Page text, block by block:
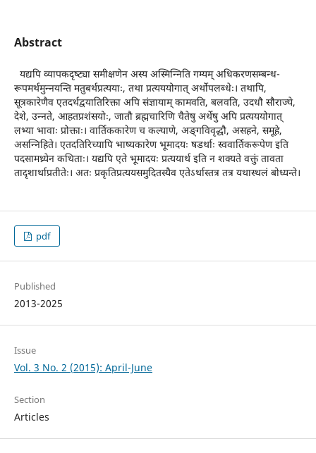
Abstract
यद्यपि व्यापकदृष्ट्या समीक्षणेन अस्य अस्मिन्निति गम्यम् अधिकरणसम्बन्ध-
रूपमर्थमुन्नयन्ति मतुबर्थप्रत्ययाः, तथा प्रत्यययोगात् अर्थोपलब्धेः। तथापि,
सूत्रकारेणैव एतदर्थद्वयातिरिक्ता अपि संज्ञायाम् कामवति, बलवति, उदधौ सौराज्ये,
देशे, उन्नते, आहतप्रशंसयोः, जातौ ब्रह्मचारिणि चैतेषु अर्थेषु अपि प्रत्यययोगात्
लभ्या भावाः प्रोक्ताः। वार्तिककारेण च कल्याणे, अङ्गविवृद्धौ, असहने, समूहे,
असन्निहिते। एतदतिरिच्यापि भाष्यकारेण भूमादयः षडर्थाः स्ववार्तिकरूपेण इति
पदसामथ्र्येन कथिताः। यद्यपि एते भूमादयः प्रत्ययार्थ इति न शक्यते वक्तुं तावता
तादृशार्थाप्रतीतेः। अतः प्रकृतिप्रत्ययसमुदितस्यैव एतेऽर्थास्तत्र तत्र यथास्थलं बोध्यन्ते।
pdf
Published
2013-2025
Issue
Vol. 3 No. 2 (2015): April-June
Section
Articles